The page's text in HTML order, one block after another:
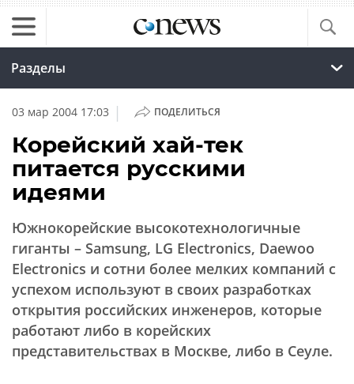
Разделы
03 мар 2004 17:03 | ПОДЕЛИТЬСЯ
Корейский хай-тек
питается русскими
идеями
Южнокорейские высокотехнологичные
гиганты – Samsung, LG Electronics, Daewoo
Electronics и сотни более мелких компаний с
успехом используют в своих разработках
открытия российских инженеров, которые
работают либо в корейских
представительствах в Москве, либо в Сеуле.